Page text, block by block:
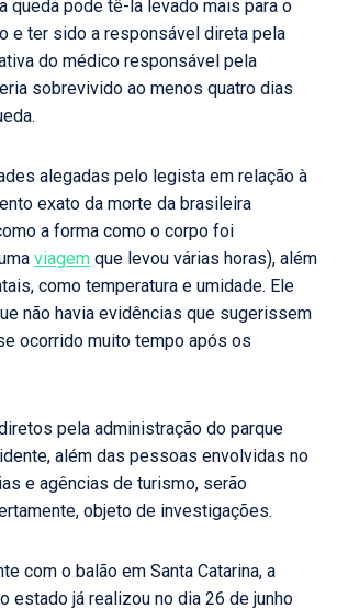
queda pode tê-la levado mais para o
e ter sido a responsável direta pela
do médico responsável pela
sobrevivido ao menos quatro dias
alegadas pelo legista em relação à
exato da morte da brasileira
a forma como o corpo foi
viagem que levou várias horas), além
como temperatura e umidade. Ele
não havia evidências que sugerissem
ocorrido muito tempo após os
pela administração do parque
além das pessoas envolvidas no
e agências de turismo, serão
objeto de investigações.
com o balão em Santa Catarina, a
estado já realizou no dia 26 de junho